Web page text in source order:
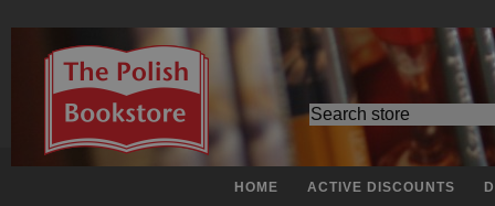
HOME ACTIVE DISCOUNTS